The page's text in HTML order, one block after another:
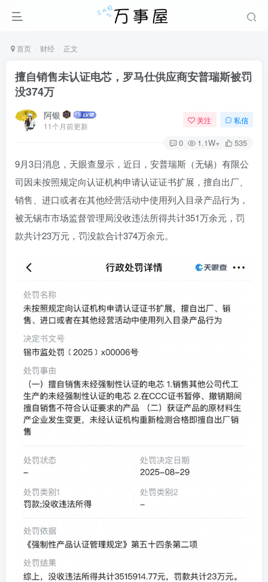
首页 财经 正文
擅自销售未认证电芯，罗马仕供应商安普瑞斯被罚
没374万
阿银
11个月前更新
关注 私信
0 1.1W+ 535
9月3日消息，天眼查显示，近日，安普瑞斯（无锡）有限公
司因未按照规定向认证机构申请认证证书扩展，擅自出厂、
销售、进口或者在其他经营活动中使用列入目录产品行为，
被无锡市市场监督管理局没收违法所得共计351万余元，罚
款共计23万元，罚没款合计374万余元。